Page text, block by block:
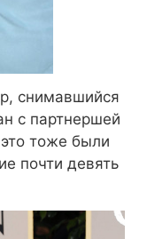
снимавшийся
с партнершей
тоже были
почти девять